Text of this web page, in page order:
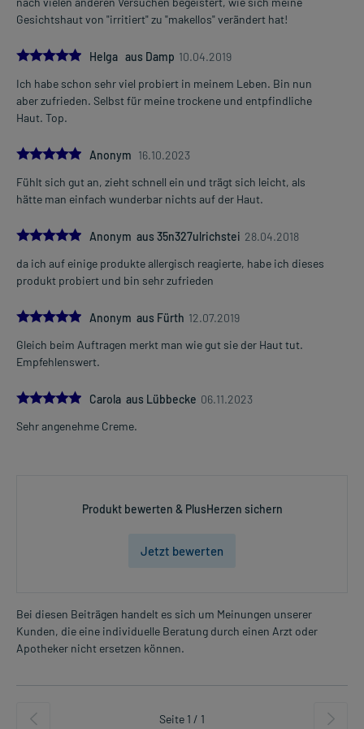
Gesichtshaut von "irritiert" zu "makellos" verändert hat!
5.0
Helga aus Damp 10.04.2019
Ich habe schon sehr viel probiert in meinem Leben. Bin nun
aber zufrieden. Selbst für meine trockene und entpfindliche
Haut. Top.
5.0Anonym 16.10.2023
Fühlt sich gut an, zieht schnell ein und trägt sich leicht, als
hätte man einfach wunderbar nichts auf der Haut.
5.0Anonym aus 35n327ulrichstei 28.04.2018
da ich auf einige produkte allergisch reagierte, habe ich dieses
produkt probiert und bin sehr zufrieden
5.0Anonym aus Fürth 12.07.2019
Gleich beim Auftragen merkt man wie gut sie der Haut tut.
Empfehlenswert.
5.0
Carola aus Lübbecke 06.11.2023
Sehr angenehme Creme.
Produkt bewerten & PlusHerzen sichern
Jetzt bewerten
Bei diesen Beiträgen handelt es sich um Meinungen unserer
Kunden, die eine individuelle Beratung durch einen Arzt oder
Apotheker nicht ersetzen können.
Seite 1 / 1